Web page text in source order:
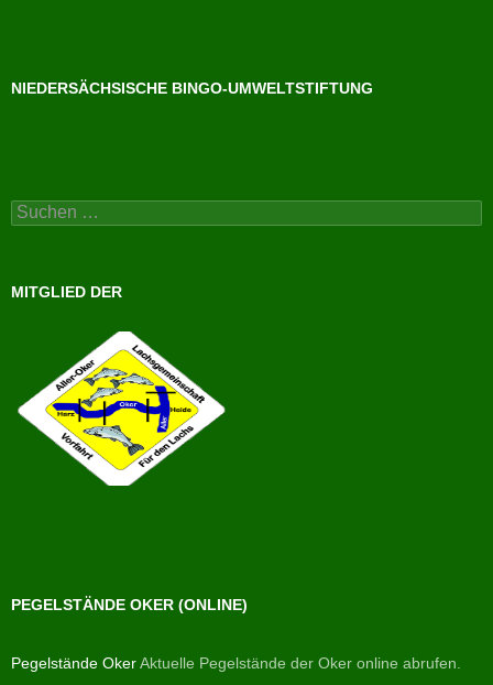
NIEDERSÄCHSISCHE BINGO-UMWELTSTIFTUNG
Suchen
nach:
MITGLIED DER
PEGELSTÄNDE OKER (ONLINE)
Pegelstände OkerAktuelle Pegelstände der Oker online abrufen.